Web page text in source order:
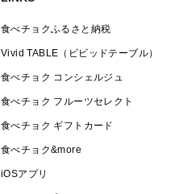
食べチョクふるさと納税
Vivid TABLE（ビビッドテーブル）
食べチョク コンシェルジュ
食べチョク フルーツセレクト
食べチョク ギフトカード
食べチョク&more
iOSアプリ